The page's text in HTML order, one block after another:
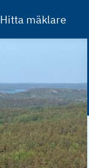
Hitta mäklare